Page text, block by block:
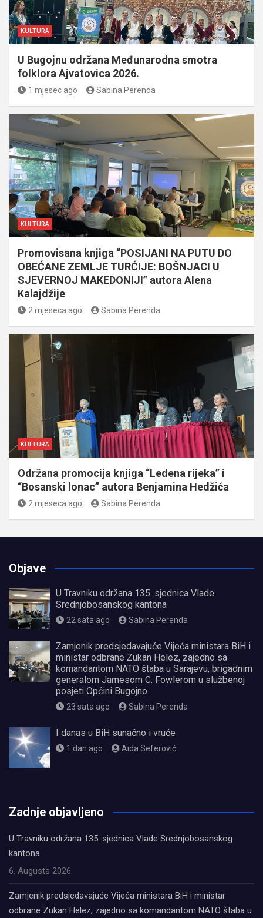
KULTURA
U Bugojnu održana Međunarodna smotra
folklora Ajvatovica 2026.
1 mjesec ago Sabina Perenda
KULTURA
Promovisana knjiga “POSIJANI NA PUTU DO
OBEĆANE ZEMLJE TURĆIJE: BOŠNJACI U
SJEVERNOJ MAKEDONIJI” autora Alena
Kalajdžije
2 mjeseca ago Sabina Perenda
KULTURA
Održana promocija knjiga “Ledena rijeka” i
“Bosanski lonac” autora Benjamina Hedžića
2 mjeseca ago Sabina Perenda
Objave
U Travniku održana 135. sjednica Vlade
Srednjobosanskog kantona
22 sata ago Sabina Perenda
Zamjenik predsjedavajuće Vijeća ministara BiH i
ministar odbrane Zukan Helez, zajedno sa
komandantom NATO štaba u Sarajevu, brigadnim
generalom Jamesom C. Fowlerom u službenoj
posjeti Općini Bugojno
23 sata ago Sabina Perenda
I danas u BiH sunačno i vruće
1 dan ago Aida Seferović
Zadnje objavljeno
U Travniku održana 135. sjednica Vlade Srednjobosanskog
kantona
6. Augusta 2026.
Zamjenik predsjedavajuće Vijeća ministara BiH i ministar
odbrane Zukan Helez, zajedno sa komandantom NATO štaba u